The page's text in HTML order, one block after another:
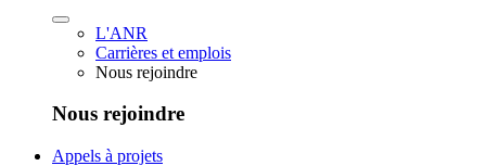
L'ANR
Carrières et emplois
Nous rejoindre
Nous rejoindre
Appels à projets